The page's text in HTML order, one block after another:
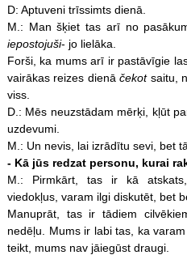
D: Aptuveni trīssimts dienā.
M.: Man šķiet tas arī no
iepostojuši- jo lielāka.
Forši, ka mums arī ir pastāvīgie
vairākas reizes dienāčekotsaitu,
viss.
D.: Mēs neuzstādam mērķi, kļūt
uzdevumi.
M.: Un nevis, lai izrādītu sevi, bet
- Kā jūs redzat personu, kurai
M.: Pirmkārt, tas ir kā
viedokļus, varam ilgi diskutēt, bet
Manuprāt, tas ir tādiem
nedēļu. Mums ir labi tas, ka
teikt, mums nav jāiegūst draugi.